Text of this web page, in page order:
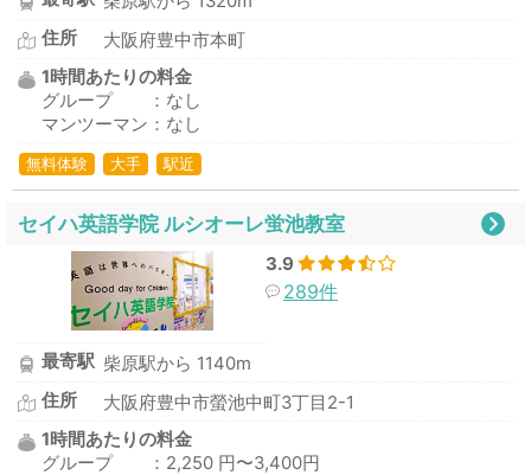
住所
大阪府豊中市本町
1時間あたりの料金
グループ ：なし
マンツーマン：なし
無料体験 大手 駅近
セイハ英語学院 ルシオーレ蛍池教室
3.9
289件
最寄駅 柴原駅から 1140m
住所
大阪府豊中市螢池中町3丁目2-1
1時間あたりの料金
グループ ：2,250 円〜3,400円